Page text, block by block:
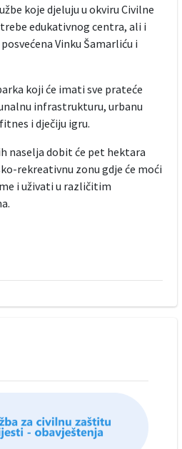
koje djeluju u okviru Civilne
edukativnog centra, ali i
Vinku Šamarliću i
koji će imati sve prateće
infrastrukturu, urbanu
i dječiju igru.
naselja dobit će pet hektara
rekreativnu zonu gdje će moći
i uživati u različitim